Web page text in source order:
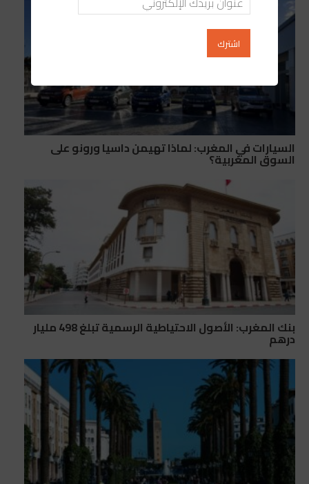
السيارات في المغرب: لماذا تهيمن داسيا ورونو على
السوق المغربية؟
بنك المغرب: الأصول الاحتياطية الرسمية تبلغ 498 مليار
درهم